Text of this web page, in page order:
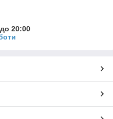
20:00